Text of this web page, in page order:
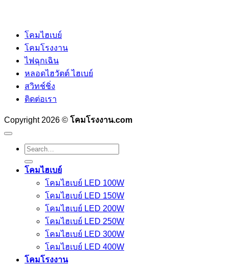
โคมไฮเบย์
โคมโรงงาน
ไฟฉุกเฉิน
หลอดไฮวัตต์ ไฮเบย์
สวิทช์ชิ่ง
ติดต่อเรา
Copyright 2026 © โคมโรงงาน.com
Search
for:
โคมไฮเบย์
โคมไฮเบย์ LED 100W
โคมไฮเบย์ LED 150W
โคมไฮเบย์ LED 200W
โคมไฮเบย์ LED 250W
โคมไฮเบย์ LED 300W
โคมไฮเบย์ LED 400W
โคมโรงงาน